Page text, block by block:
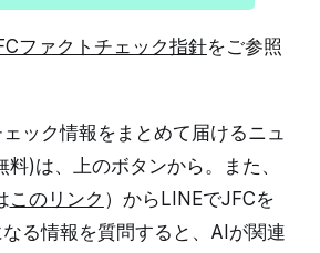
ファクトチェック指針をご参照
ック情報をまとめて届けるニュ
)は、上のボタンから。また、
このリンク ）からLINEでJFCを
る情報を質問すると、AIが関連